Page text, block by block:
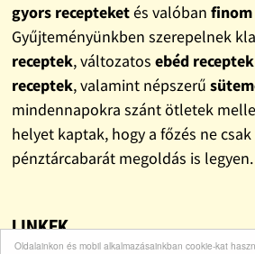
Oldalainkon és mobil alkalmazásainkban cookie-kat
gyors recepteketés valóban finom
Gyűjteményünkben szerepelnek
receptek, változatos ebéd receptek
receptek, valamint népszerű
mindennapokra szánt ötletek
helyet kaptak, hogy a főzés ne
pénztárcabarát megoldás is legyen.
LINKEK